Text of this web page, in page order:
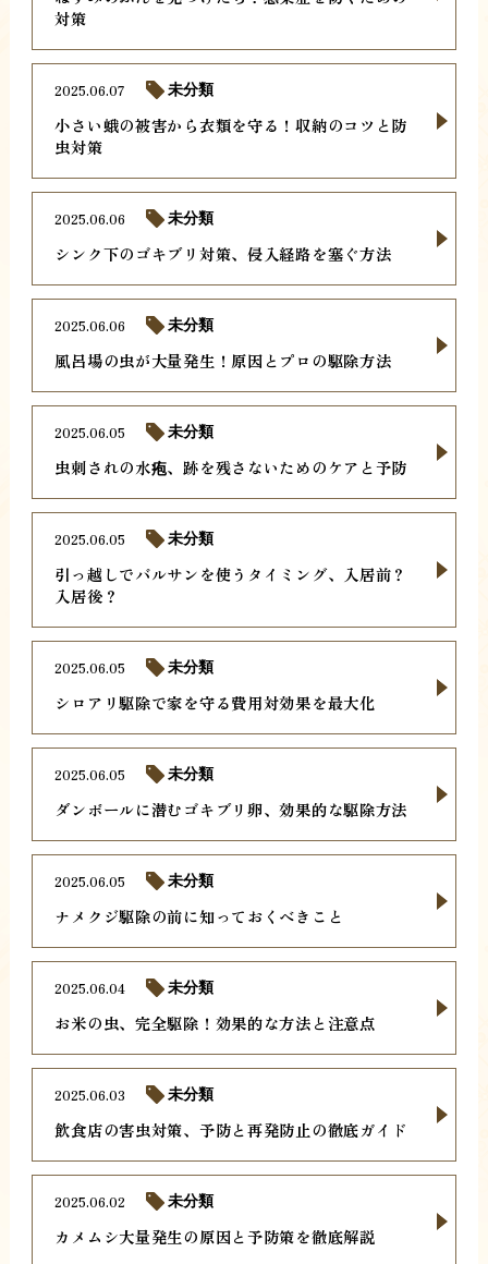
対策
小さい蛾の被害から衣類を守る！収納のコツと防
虫対策
2025.06.07 未分類
シンク下のゴキブリ対策、侵入経路を塞ぐ方法
2025.06.06 未分類
風呂場の虫が大量発生！原因とプロの駆除方法
2025.06.06 未分類
虫刺されの水疱、跡を残さないためのケアと予防
2025.06.05 未分類
引っ越しでバルサンを使うタイミング、入居前？
入居後？
2025.06.05 未分類
シロアリ駆除で家を守る費用対効果を最大化
2025.06.05 未分類
ダンボールに潜むゴキブリ卵、効果的な駆除方法
2025.06.05 未分類
ナメクジ駆除の前に知っておくべきこと
2025.06.05 未分類
お米の虫、完全駆除！効果的な方法と注意点
2025.06.04 未分類
飲食店の害虫対策、予防と再発防止の徹底ガイド
2025.06.03 未分類
カメムシ大量発生の原因と予防策を徹底解説
2025.06.02 未分類